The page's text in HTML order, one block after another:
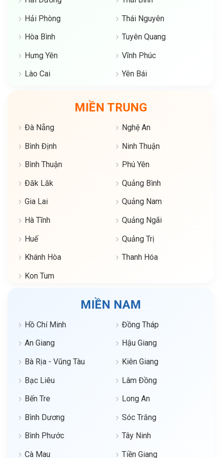
Hải Phòng
Hòa Bình
Hưng Yên
Lào Cai
Thái Nguyên
Tuyên Quang
Vĩnh Phúc
Yên Bái
MIỀN TRUNG
Đà Nẵng
Bình Định
Bình Thuận
Đăk Lăk
Gia Lai
Hà Tĩnh
Huế
Khánh Hòa
Kon Tum
Nghệ An
Ninh Thuận
Phú Yên
Quảng Bình
Quảng Nam
Quảng Ngãi
Quảng Trị
Thanh Hóa
MIỀN NAM
Hồ Chí Minh
An Giang
Bà Rịa - Vũng Tàu
Bạc Liêu
Bến Tre
Bình Dương
Bình Phước
Cà Mau
Đồng Tháp
Hậu Giang
Kiên Giang
Lâm Đồng
Long An
Sóc Trăng
Tây Ninh
Tiền Giang